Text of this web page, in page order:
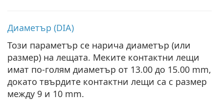
Диаметър (DIA)
Този параметър се нарича диаметър (или
размер) на лещата. Меките контактни лещи
имат по-голям диаметър от 13.00 до 15.00 mm,
докато твърдите контактни лещи са с размер
между 9 и 10 mm.